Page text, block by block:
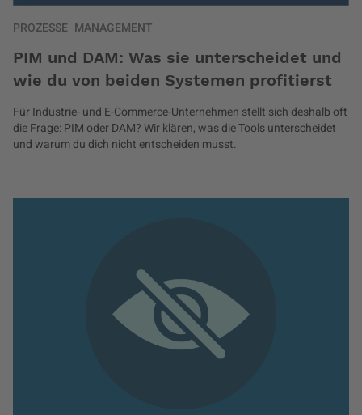
PROZESSE MANAGEMENT
PIM und DAM: Was sie unterscheidet und
wie du von beiden Systemen profitierst
Für Industrie- und E-Commerce-Unternehmen stellt sich deshalb oft
die Frage: PIM oder DAM? Wir klären, was die Tools unterscheidet
und warum du dich nicht entscheiden musst.